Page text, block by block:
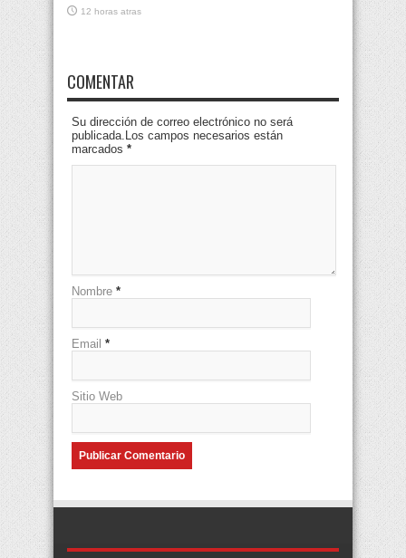
12 horas atras
COMENTAR
Su dirección de correo electrónico no será
publicada.Los campos necesarios están
marcados *
Nombre *
Email *
Sitio Web